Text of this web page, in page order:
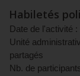
Habiletés
Date de l'activité :
Unité
partagés
Nb. de